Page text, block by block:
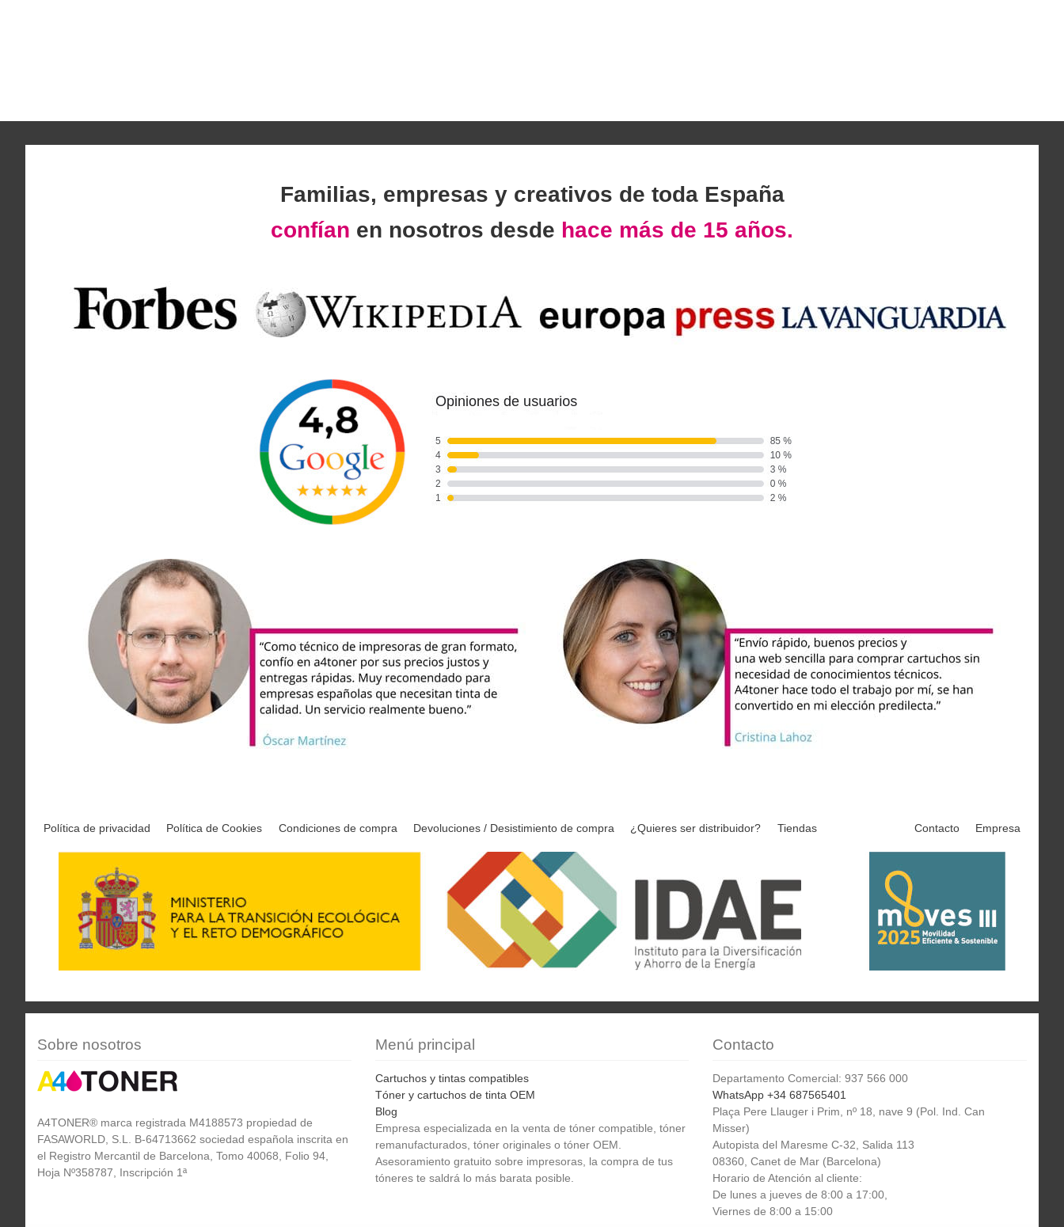
Familias, empresas y creativos de toda España
confían en nosotros desde hace más de 15 años.
Política de privacidad Política de Cookies Condiciones de compra Devoluciones / Desistimiento de compra ¿Quieres ser distribuidor? Tiendas Contacto Empresa
Sobre nosotros
A4TONER® marca registrada M4188573 propiedad de
FASAWORLD, S.L. B-64713662 sociedad española inscrita en
el Registro Mercantil de Barcelona, Tomo 40068, Folio 94,
Hoja Nº358787, Inscripción 1ª
Menú principal
Cartuchos y tintas compatibles
Tóner y cartuchos de tinta OEM
Blog
Empresa especializada en la venta de tóner compatible, tóner
remanufacturados, tóner originales o tóner OEM.
Asesoramiento gratuito sobre impresoras, la compra de tus
tóneres te saldrá lo más barata posible.
Contacto
Departamento Comercial: 937 566 000
WhatsApp +34 687565401
Plaça Pere Llauger i Prim, nº 18, nave 9 (Pol. Ind. Can
Misser)
Autopista del Maresme C-32, Salida 113
08360, Canet de Mar (Barcelona)
Horario de Atención al cliente:
De lunes a jueves de 8:00 a 17:00,
Viernes de 8:00 a 15:00